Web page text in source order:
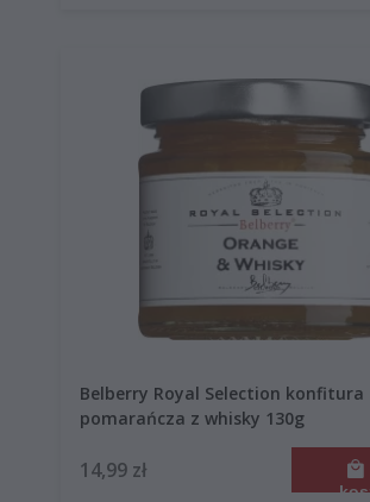
Belberry Royal Selection konfitura
pomarańcza z whisky 130g
14,99 zł